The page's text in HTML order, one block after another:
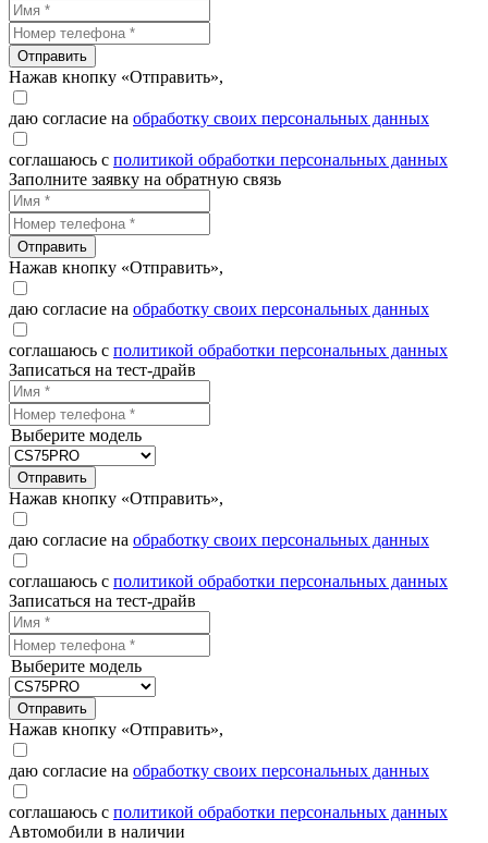
Отправить
Нажав кнопку «Отправить»,
даю согласие на обработку своих персональных данных
соглашаюсь с политикой обработки персональных данных
Заполните заявку на обратную связь
Отправить
Нажав кнопку «Отправить»,
даю согласие на обработку своих персональных данных
соглашаюсь с политикой обработки персональных данных
Записаться на тест-драйв
Выберите модель
Отправить
Нажав кнопку «Отправить»,
даю согласие на обработку своих персональных данных
соглашаюсь с политикой обработки персональных данных
Записаться на тест-драйв
Выберите модель
Отправить
Нажав кнопку «Отправить»,
даю согласие на обработку своих персональных данных
соглашаюсь с политикой обработки персональных данных
Автомобили в наличии